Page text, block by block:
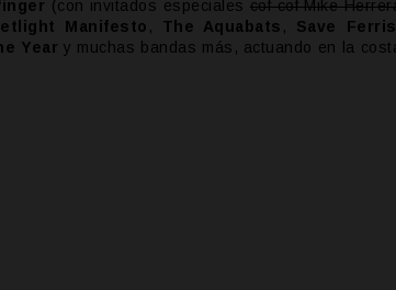
(con invitados especiales cof cof Mike
Manifesto , The Aquabats , Save Ferris
Year y muchas bandas más, actuando en la